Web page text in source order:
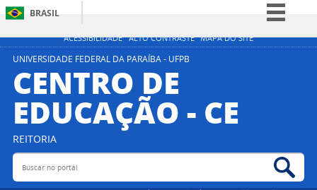
ACESSIBILIDADE ALTO CONTRASTE MAPA DO SITE
BRASIL
Simplifique!
Acesso à informação
Legislação
UNIVERSIDADE FEDERAL DA PARAÍBA - UFPB
CENTRO DE
EDUCAÇÃO - CE
REITORIA
Buscar no portal